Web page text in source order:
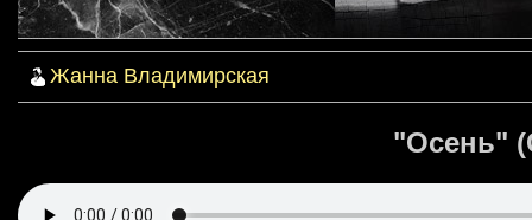
Жанна Владимирская
"Осень"